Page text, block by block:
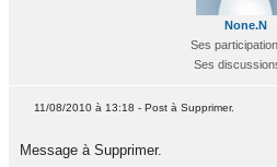
None.N
Ses
Ses
11/08/2010 à 13:18 - Post à Supprimer.
Message à Supprimer.